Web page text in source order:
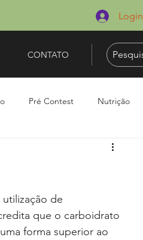
Login
CONTATO
Pré Contest Nutrição
que o carboidrato
forma superior ao